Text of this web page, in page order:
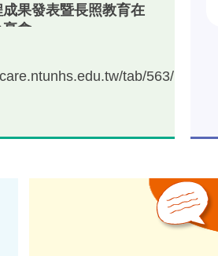
果發表暨長照教育在
享會
tab/563/id/667